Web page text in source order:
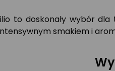
to doskonały wybór
smakiem i